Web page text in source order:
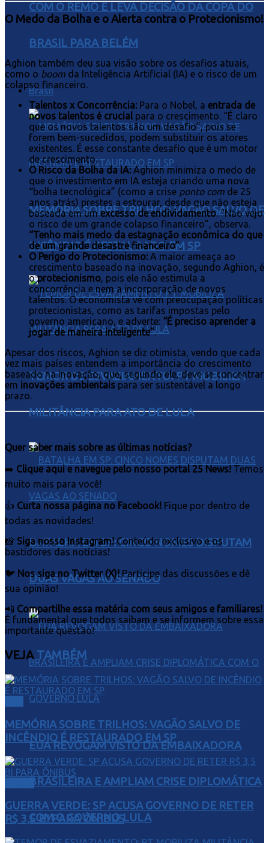
COM O REMO E LEVA DECISÃO DA COPA DO
BRASIL PARA BELÉM
Brasil
MEMÓRIA SOBRE TRILHOS: VAGÃO SALVO DE
INCÊNDIO É RESTAURADO EM SP
TEMOR DE ESVAZIAMENTO: PT MOBILIZA
MILITÂNCIA PARA ATO DE LULA
BATALHA EM SP: CINCO NOMES DISPUTAM
DUAS VAGAS AO SENADO
EUA REVOGAM VISTO DA EMBAIXADORA
BRASILEIRA E AMPLIAM CRISE DIPLOMÁTICA
COM O GOVERNO LULA
O Medo da Bolha e o Alerta contra o Protecionismo!
Aghion também deu sua visão sobre os desafios atuais,
como o boom da Inteligência Artificial (IA) e o risco de um
colapso financeiro.
Talentos x Concorrência: Para o Nobel, a entrada de
novos talentos é crucialpara o crescimento. “É claro
que os novos talentos são um desafio”, pois se
forem bem-sucedidos, podem substituir os atores
existentes. É esse constante desafio que é um motor
de crescimento.
O Risco da Bolha da IA:Aghion minimiza o medo de
que o investimento em IA esteja criando uma nova
“bolha tecnológica” (como a crise ponto com de 25
anos atrás) prestes a estourar, desde que não esteja
baseada em umexcesso de endividamento. “Não vejo
o risco de um grande colapso financeiro”, observa.
“Tenho mais medo da estagnação econômica do que
de um grande desastre financeiro”.
O Perigo do Protecionismo: A maior ameaça ao
crescimento baseado na inovação, segundo Aghion, é
oprotecionismo, pois ele não estimula a
concorrência e nem a incorporação de novos
talentos. O economista vê com preocupação políticas
protecionistas, como as tarifas impostas pelo
governo americano, e adverte: “É preciso aprender a
jogar de maneira inteligente”.
Apesar dos riscos, Aghion se diz otimista, vendo que cada
vez mais países entendem a importância do crescimento
baseado na inovação, que, segundo ele, deve se concentrar
em inovações ambientaispara ser sustentável a longo
prazo.
Quer saber mais sobre as últimas notícias?
➡️ Clique aqui e navegue pelo nosso portal 25 News! Temos
muito mais para você!
👍 Curta nossa página no Facebook! Fique por dentro de
todas as novidades!
📸 Siga nosso Instagram!Conteúdo exclusivo e os
bastidores das notícias!
🐦 Nos siga no Twitter (X)!Participe das discussões e dê
sua opinião!
📲 Compartilhe essa matéria com seus amigos e familiares!
É fundamental que todos saibam e se informem sobre essa
importante questão!
VEJATAMBÉM
MEMÓRIA SOBRE TRILHOS: VAGÃO SALVO DE
INCÊNDIO É RESTAURADO EM SP
GUERRA VERDE: SP ACUSA GOVERNO DE RETER
R$ 3,5 BI PARA ÔNIBUS